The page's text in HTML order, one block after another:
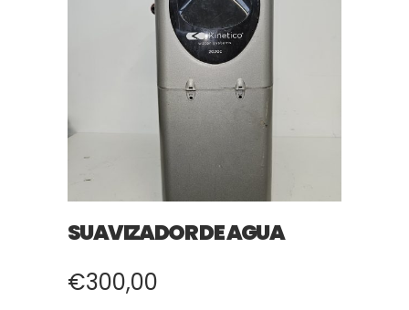
SUAVIZADOR DE AGUA
€300,00